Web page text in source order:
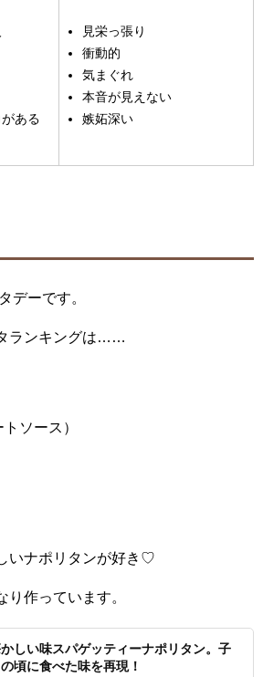
ある
見栄っ張り
衝動的
気まぐれ
本音が見えない
嫉妬深い
デーです。
ランキングは……
ソース）
いナポリタンが好き♡
り作っています。
しい味スパゲッティーナポリタン。子
頃に食べた味を再現！